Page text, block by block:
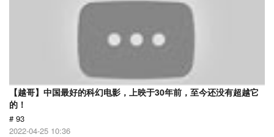
【越哥】中国最好的科幻电影，上映于30年前，至今还没有超越它
的！
# 93
2022-04-25 10:36